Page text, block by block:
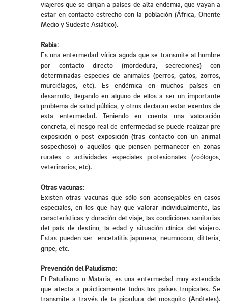
viajeros que se dirijan a países de alta endemia, que vayan a
estar en contacto estrecho con la población (África, Oriente
Medio y Sudeste Asiático).
Rabia:
Es una enfermedad vírica aguda que se transmite al hombre
por contacto directo (mordedura, secreciones) con
determinadas especies de animales (perros, gatos, zorros,
murciélagos, etc). Es endémica en muchos países en
desarrollo, llegando en alguno de ellos a ser un importante
problema de salud pública, y otros declaran estar exentos de
esta enfermedad. Teniendo en cuenta una valoración
concreta, el riesgo real de enfermedad se puede realizar pre
exposición o post exposición (tras contacto con un animal
sospechoso) o aquellos que piensen permanecer en zonas
rurales o actividades especiales profesionales (zoólogos,
veterinarios, etc).
Otras vacunas:
Existen otras vacunas que sólo son aconsejables en casos
especiales, en los que hay que valorar individualmente, las
características y duración del viaje, las condiciones sanitarias
del país de destino, la edad y situación clínica del viajero.
Estas pueden ser: encefalitis japonesa, neumococo, difteria,
gripe, etc.
Prevención del Paludismo:
El Paludismo o Malaria, es una enfermedad muy extendida
que afecta a prácticamente todos los países tropicales. Se
transmite a través de la picadura del mosquito (Anófeles).